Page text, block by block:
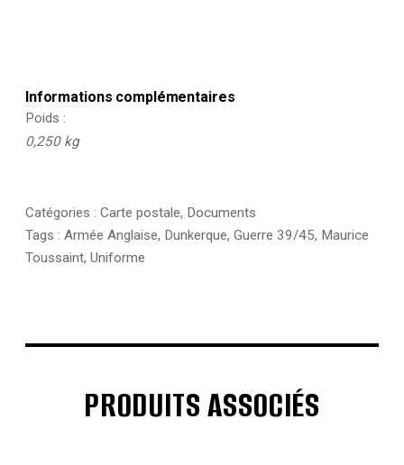
Informations complémentaires
Poids
0,250 kg
Catégories : Carte postale, Documents
Tags : Armée Anglaise, Dunkerque, Guerre 39/45, Maurice
Toussaint, Uniforme
PRODUITS ASSOCIÉS